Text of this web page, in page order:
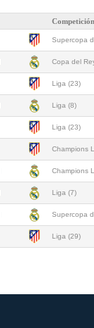
Competición
Supercopa
Copa del
Liga (23)
Liga (8)
Liga (23)
Champions
Champions
Liga (7)
Supercopa
Liga (29)